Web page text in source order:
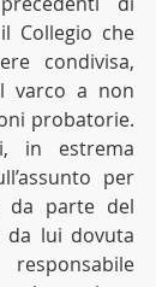
Collegio che
condivisa,
varco a non
probatorie.
in estrema
per
da parte del
lui dovuta